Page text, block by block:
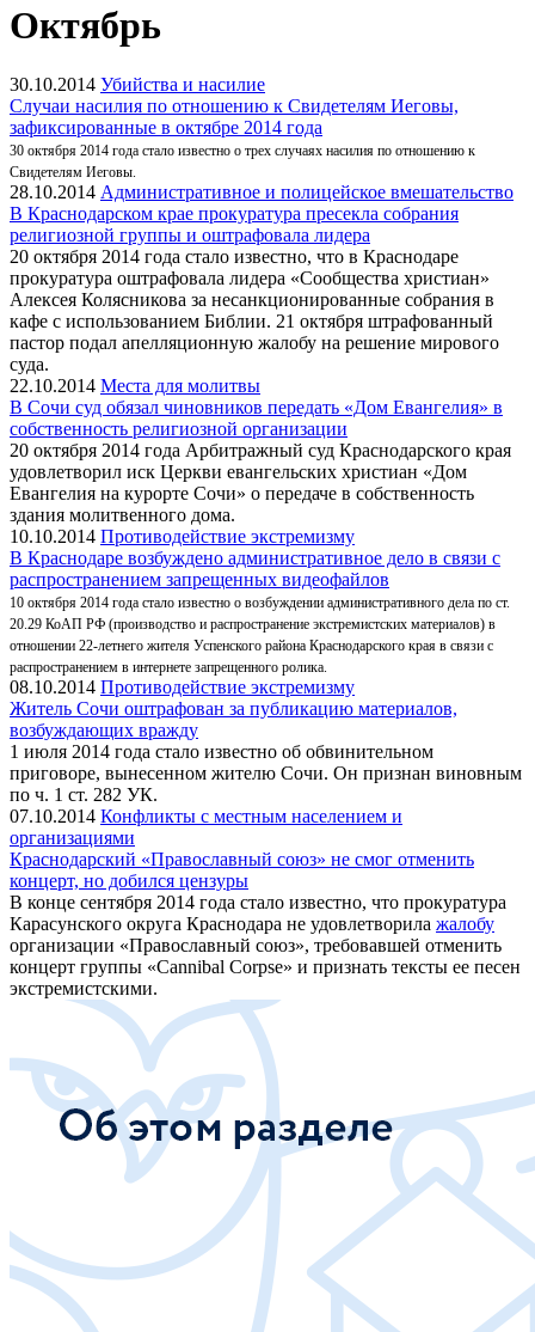
Октябрь
30.10.2014 Убийства и насилие
Случаи насилия по отношению к Свидетелям Иеговы,
зафиксированные в октябре 2014 года
30 октября 2014 года стало известно о трех случаях насилия по отношению к
Свидетелям Иеговы.
28.10.2014 Административное и полицейское вмешательство
В Краснодарском крае прокуратура пресекла собрания
религиозной группы и оштрафовала лидера
20 октября 2014 года стало известно, что в Краснодаре
прокуратура оштрафовала лидера «Сообщества христиан»
Алексея Колясникова за несанкционированные собрания в
кафе с использованием Библии. 21 октября штрафованный
пастор подал апелляционную жалобу на решение мирового
суда.
22.10.2014 Места для молитвы
В Сочи суд обязал чиновников передать «Дом Евангелия» в
собственность религиозной организации
20 октября 2014 года Арбитражный суд Краснодарского края
удовлетворил иск Церкви евангельских христиан «Дом
Евангелия на курорте Сочи» о передаче в собственность
здания молитвенного дома.
10.10.2014 Противодействие экстремизму
В Краснодаре возбуждено административное дело в связи с
распространением запрещенных видеофайлов
10 октября 2014 года стало известно о возбуждении административного дела по cт.
20.29 КоАП РФ (производство и распространение экстремистских материалов) в
отношении 22-летнего жителя Успенского района Краснодарского края в связи с
распространением в интернете запрещенного ролика.
08.10.2014 Противодействие экстремизму
Житель Сочи оштрафован за публикацию материалов,
возбуждающих вражду
1 июля 2014 года стало известно об обвинительном
приговоре, вынесенном жителю Сочи. Он признан виновным
по ч. 1 ст. 282 УК.
07.10.2014 Конфликты с местным населением и
организациями
Краснодарский «Православный союз» не смог отменить
концерт, но добился цензуры
В конце сентября 2014 года стало известно, что прокуратура
Карасунского округа Краснодара не удовлетворила жалобу
организации «Православный союз», требовавшей отменить
концерт группы «Cannibal Corpse» и признать тексты ее песен
экстремистскими.